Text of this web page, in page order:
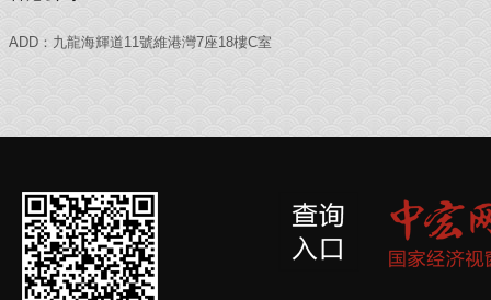
ADD：九龍海輝道11號維港灣7座18樓C室